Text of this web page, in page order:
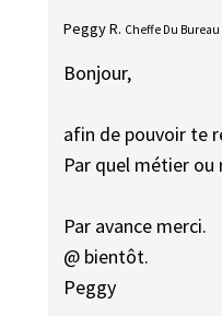
Peggy R. Cheffe Du
Bonjour,
afin de pouvoir te
Par quel métier
Par avance merci.
@ bientôt.
Peggy